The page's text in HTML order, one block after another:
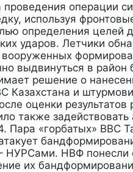
операции
используя
определения целей
ударов. Летчики
вооруженных
выдвинуться в район
решение о
Казахстана и
оценки результатов
также
Пара «горбатых» ВВС
НУРСами. НВФ понесли
их